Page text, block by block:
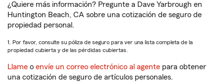
¿Quiere más información? Pregunte a Dave Yarbrough en
Huntington Beach, CA sobre una cotización de seguro de
propiedad personal.
1. Por favor, consulte su póliza de seguro para ver una lista completa de la
propiedad cubierta y de las pérdidas cubiertas.
Llame o envíe un correo electrónico al agente para obtener
una cotización de seguro de artículos personales.